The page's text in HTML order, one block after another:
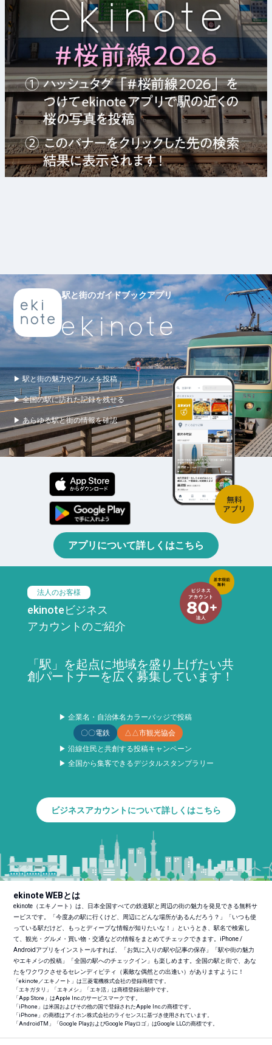
駅と街のガイドブックアプリ
▶ 駅と街の魅力やグルメを投稿
▶ 全国の駅に訪れた記録を残せる
▶ あらゆる駅と街の情報を確認
アプリについて詳しくはこちら
法人のお客様
ekinoteビジネス
アカウントのご紹介
「駅」を起点に地域を盛り上げたい共
創パートナーを広く募集しています！
▶ 企業名・自治体名カラーバッジで投稿
〇〇電鉄
△△市観光協会
▶ 沿線住民と共創する投稿キャンペーン
▶ 全国から集客できるデジタルスタンプラリー
ビジネスアカウントについて詳しくはこちら
ekinote WEBとは
ekinote（エキノート）は、日本全国すべての鉄道駅と周辺の街の魅力を発見できる無料サ
ービスです。「今度あの駅に行くけど、周辺にどんな場所があるんだろう？」「いつも使
っている駅だけど、もっとディープな情報が知りたいな！」というとき、駅名で検索し
て、観光・グルメ・買い物・交通などの情報をまとめてチェックできます。iPhone /
Androidアプリをインストールすれば、「お気に入りの駅や記事の保存」「駅や街の魅力
やエキメシの投稿」「全国の駅へのチェックイン」も楽しめます。全国の駅と街で、あな
たをワクワクさせるセレンディピティ（素敵な偶然との出逢い）がありますように！
「ekinote／エキノート」は三菱電機株式会社の登録商標です。
「エキガタリ」「エキメシ」「エキ活」は商標登録出願中です。
「App Store」はApple Inc.のサービスマークです。
「iPhone」は米国およびその他の国で登録されたApple Inc.の商標です。
「iPhone」の商標はアイホン株式会社のライセンスに基づき使用されています。
「AndroidTM 」「Google PlayおよびGoogle Playロゴ」はGoogle LLCの商標です。